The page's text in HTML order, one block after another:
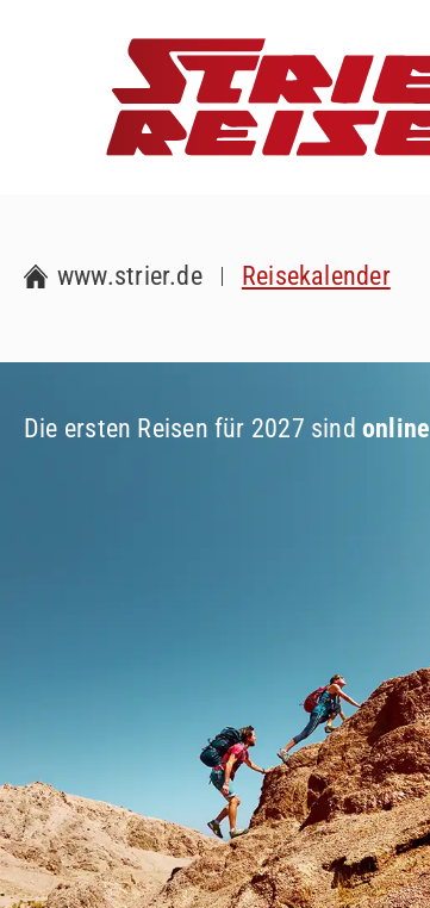
www.strier.de Reisekalender
Die ersten Reisen für 2027 sindonline